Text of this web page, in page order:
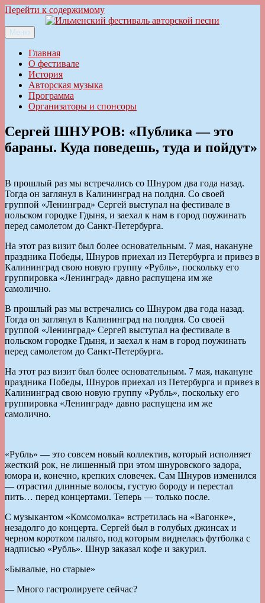
Перейти к содержимому
Ильменский фестиваль авторской песни
Меню
Главная
О фестивале
История
Авторская музыка
Программа
Организаторы и спонсоры
Сергей ШНУРОВ: «Публика — это
бараны. Куда поведешь, туда и пойдут»
В прошлый раз мы встречались со Шнуром два года назад.
Тогда он заглянул в Калининград на полдня. Со своей
группой «Ленинград» Сергей выступал на фестивале в
польском городке Гдыня, и заехал к нам в город поужинать
перед самолетом до Санкт-Петербурга.
На этот раз визит был более основательным. 7 мая, накануне
праздника Победы, Шнуров приехал из Петербурга и привез в
Калининград свою новую группу «Рубль», поскольку его
группировка «Ленинград» давно распущена им же
самолично.
В прошлый раз мы встречались со Шнуром два года назад.
Тогда он заглянул в Калининград на полдня. Со своей
группой «Ленинград» Сергей выступал на фестивале в
польском городке Гдыня, и заехал к нам в город поужинать
перед самолетом до Санкт-Петербурга.
На этот раз визит был более основательным. 7 мая, накануне
праздника Победы, Шнуров приехал из Петербурга и привез в
Калининград свою новую группу «Рубль», поскольку его
группировка «Ленинград» давно распущена им же
самолично.
«Рубль» — это совсем новый коллектив, который исполняет
жесткий рок, не лишенный при этом шнуровского задора,
юмора и, конечно, крепких словечек. Сам Шнуров изменился
— отрастил длинные волосы, густую бороду и перестал
пить… перед концертами. Теперь — только после.
С музыкантом «Комсомолка» встретилась на «Вагонке»,
незадолго до концерта. Сергей был в голубых джинсах и
черном коротком пальто, под которым виднелась футболка с
надписью «Рубль». Шнур заказал кофе и закурил.
«Бывалые, но старые»
— Много гастролируете сейчас?